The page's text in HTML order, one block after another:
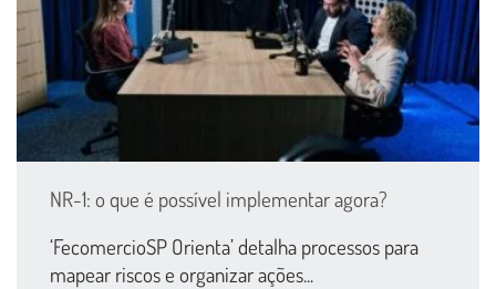
NR-1: o que é possível implementar agora?
‘FecomercioSP Orienta’ detalha processos para
mapear riscos e organizar ações...